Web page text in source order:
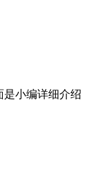
小编详细介绍